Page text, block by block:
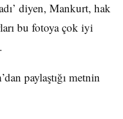
diyen, Mankurt, hak
bu fotoya çok iyi
paylaştığı metnin